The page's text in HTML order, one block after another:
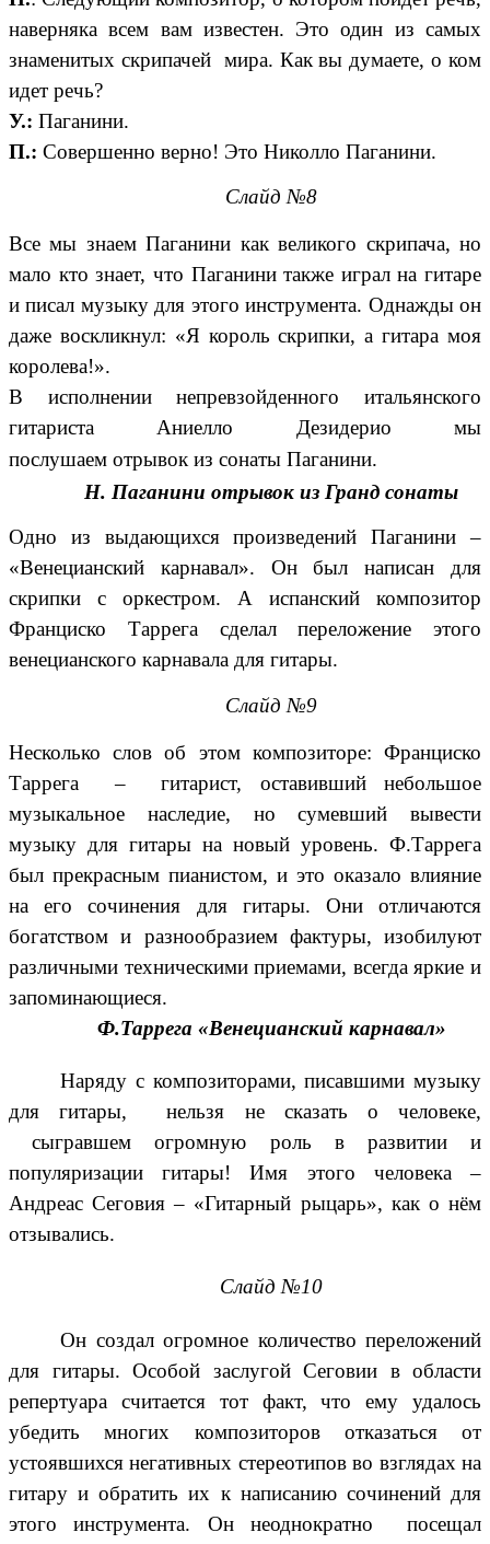
наверняка всем вам известен. Это один из самых
знаменитых скрипачей мира. Как вы думаете, о ком
идет речь?
У.: Паганини.
П.: Совершенно верно! Это Николло Паганини.
Слайд №8
Все мы знаем Паганини как великого скрипача, но
мало кто знает, что Паганини также играл на гитаре
и писал музыку для этого инструмента. Однажды он
даже воскликнул: «Я король скрипки, а гитара моя
королева!».
В исполнении непревзойденного итальянского
гитариста Аниелло Дезидерио мы
послушаем отрывок из сонаты Паганини.
Н. Паганини отрывок из Гранд сонаты
Одно из выдающихся произведений Паганини –
«Венецианский карнавал». Он был написан для
скрипки с оркестром. А испанский композитор
Франциско Таррега сделал переложение этого
венецианского карнавала для гитары.
Слайд №9
Несколько слов об этом композиторе: Франциско
Таррега – гитарист, оставивший небольшое
музыкальное наследие, но сумевший вывести
музыку для гитары на новый уровень. Ф.Таррега
был прекрасным пианистом, и это оказало влияние
на его сочинения для гитары. Они отличаются
богатством и разнообразием фактуры, изобилуют
различными техническими приемами, всегда яркие и
запоминающиеся.
Ф.Таррега «Венецианский карнавал»
Наряду с композиторами, писавшими музыку
для гитары, нельзя не сказать о человеке,
сыгравшем огромную роль в развитии и
популяризации гитары! Имя этого человека –
Андреас Сеговия – «Гитарный рыцарь», как о нём
отзывались.
Слайд №10
Он создал огромное количество переложений
для гитары. Особой заслугой Сеговии в области
репертуара считается тот факт, что ему удалось
убедить многих композиторов отказаться от
устоявшихся негативных стереотипов во взглядах на
гитару и обратить их к написанию сочинений для
этого инструмента. Он неоднократно посещал